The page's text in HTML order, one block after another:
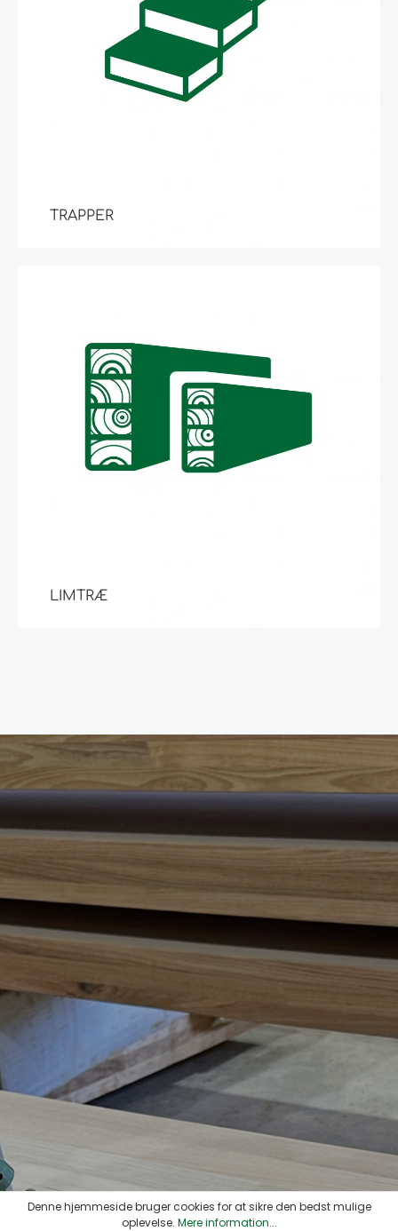
TRAPPER
LIMTRÆ
Denne hjemmeside bruger cookies for at sikre den bedst mulige
oplevelse. Mere information...